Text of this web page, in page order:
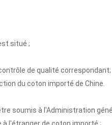
situé ;
de qualité correspondant;
du coton importé de Chine.
soumis à l'Administration